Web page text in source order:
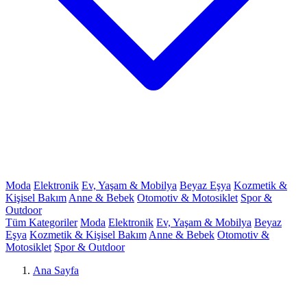
Moda Elektronik Ev, Yaşam & Mobilya Beyaz Eşya Kozmetik &
Kişisel Bakım Anne & Bebek Otomotiv & Motosiklet Spor &
Outdoor
Tüm Kategoriler Moda Elektronik Ev, Yaşam & Mobilya Beyaz
Eşya Kozmetik & Kişisel Bakım Anne & Bebek Otomotiv &
Motosiklet Spor & Outdoor
Ana Sayfa